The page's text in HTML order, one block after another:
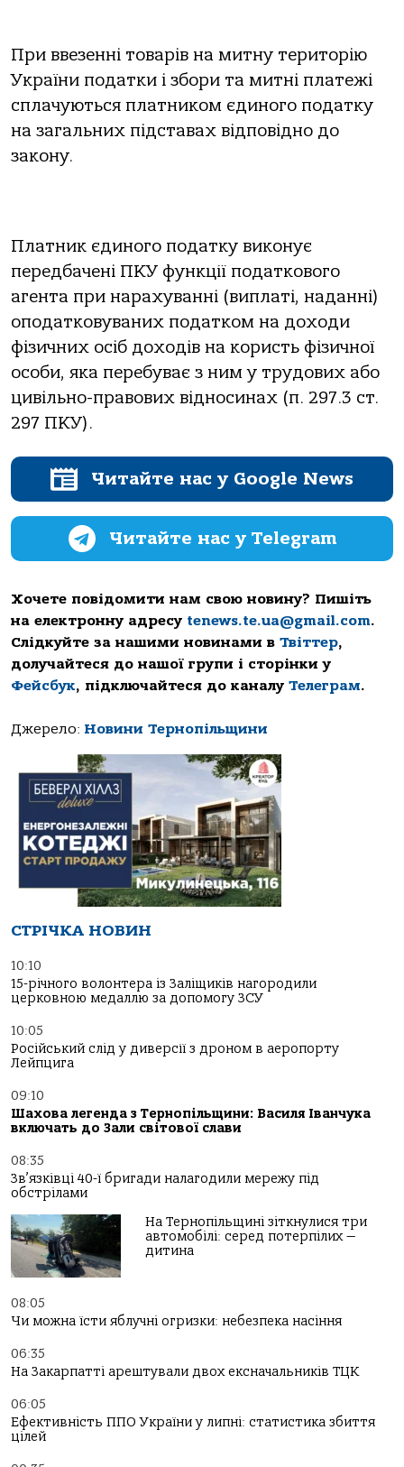
При ввезенні товарів на митну територію
України податки і збори та митні платежі
сплачуються платником єдиного податку
на загальних підставах відповідно до
закону.
Платник єдиного податку виконує
передбачені ПКУ функції податкового
агента при нарахуванні (виплаті, наданні)
оподатковуваних податком на доходи
фізичних осіб доходів на користь фізичної
особи, яка перебуває з ним у трудових або
цивільно-правових відносинах (п. 297.3 ст.
297 ПКУ).
Читайте нас у Google News
Читайте нас у Telegram
Хочете повідомити нам свою новину? Пишіть
на електронну адресу tenews.te.ua@gmail.com.
Слідкуйте за нашими новинами в Твіттер,
долучайтеся до нашої групи і сторінки у
Фейсбук, підключайтеся до каналу Телеграм.
Джерело: Новини Тернопільщини
СТРІЧКА НОВИН
10:10
15-річного волонтера із Заліщиків нагородили
церковною медаллю за допомогу ЗСУ
10:05
Російський слід у диверсії з дроном в аеропорту
Лейпцига
09:10
Шахова легенда з Тернопільщини: Василя Іванчука
включать до Зали світової слави
08:35
Зв’язківці 40-ї бригади налагодили мережу під
обстрілами
На Тернопільщині зіткнулися три
автомобілі: серед потерпілих —
дитина
08:05
Чи можна їсти яблучні огризки: небезпека насіння
06:35
На Закарпатті арештували двох ексначальників ТЦК
06:05
Ефективність ППО України у липні: статистика збиття
цілей